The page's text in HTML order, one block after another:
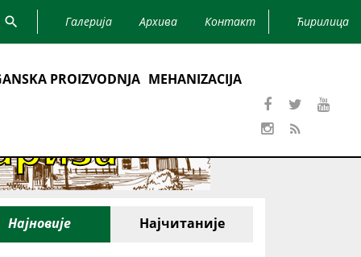
Галерија Архива Контакт Ћирилица
PROIZVODNJA MEHANIZACIJA
Најновије Најчитаније